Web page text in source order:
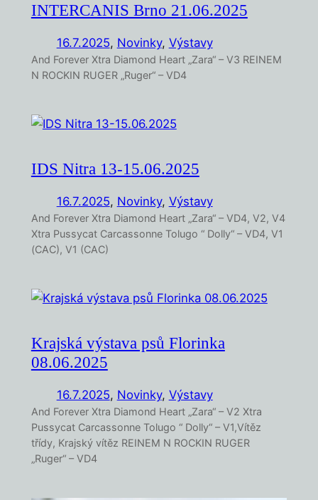
INTERCANIS Brno 21.06.2025
16.7.2025, Novinky, Výstavy
And Forever Xtra Diamond Heart „Zara“ – V3 REINEM
N ROCKIN RUGER „Ruger“ – VD4
IDS Nitra 13-15.06.2025
16.7.2025, Novinky, Výstavy
And Forever Xtra Diamond Heart „Zara“ – VD4, V2, V4
Xtra Pussycat Carcassonne Tolugo “ Dolly“ – VD4, V1
(CAC), V1 (CAC)
Krajská výstava psů Florinka
08.06.2025
16.7.2025, Novinky, Výstavy
And Forever Xtra Diamond Heart „Zara“ – V2 Xtra
Pussycat Carcassonne Tolugo “ Dolly“ – V1,Vítěz
třídy, Krajský vítěz REINEM N ROCKIN RUGER
„Ruger“ – VD4